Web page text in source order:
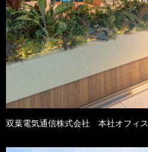
双葉電気通信株式会社 本社オフィス